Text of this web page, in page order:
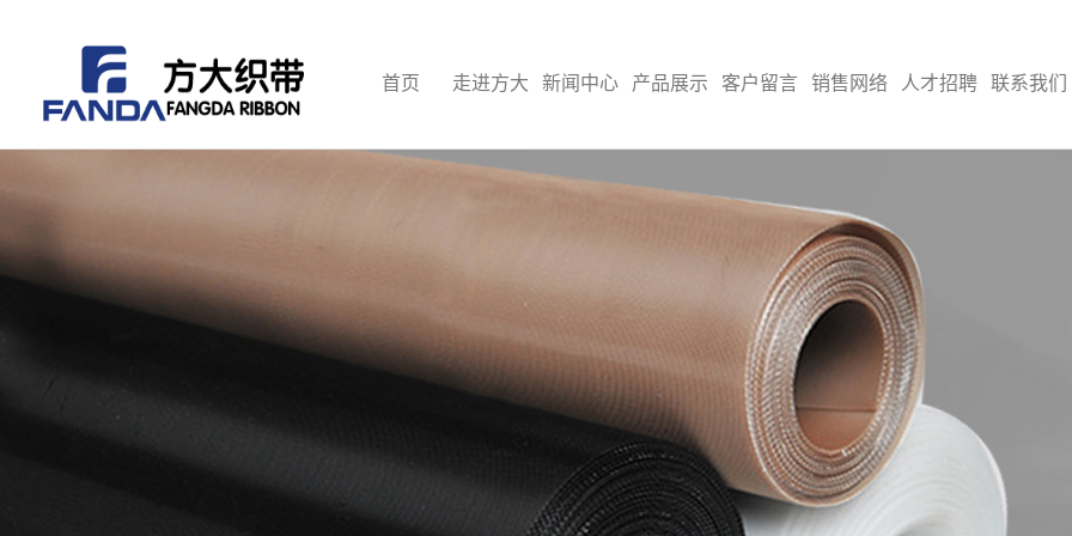
首页 走进方大 新闻中心 产品展示 客户留言 销售网络 人才招聘 联系我们